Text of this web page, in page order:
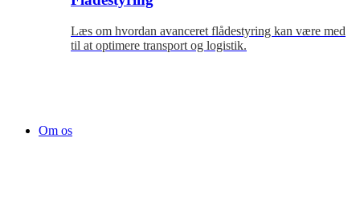
Læs om hvordan avanceret flådestyring kan være med
til at optimere transport og logistik.
Om os